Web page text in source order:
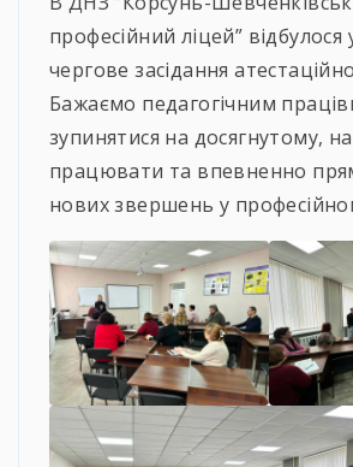
професійний ліцей” відбулося
чергове засідання
Бажаємо педагогічним
зупинятися на досягнутому,
працювати та впевненно
нових звершень у